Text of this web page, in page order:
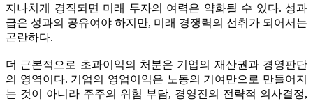
지나치게 경직되면 미래 투자의 여력은 약화될 수 있다. 성과
급은 성과의 공유여야 하지만, 미래 경쟁력의 선취가 되어서는
곤란하다.
더 근본적으로 초과이익의 처분은 기업의 재산권과 경영판단
의 영역이다. 기업의 영업이익은 노동의 기여만으로 만들어지
는 것이 아니라 주주의 위험 부담, 경영진의 전략적 의사결정,